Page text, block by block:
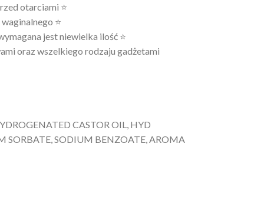
otarciami ⭐
⭐
jest niewielka ilość ⭐
oraz wszelkiego rodzaju gadżetami
CASTOR OIL, HYD
SORBATE, SODIUM BENZOATE, AROMA